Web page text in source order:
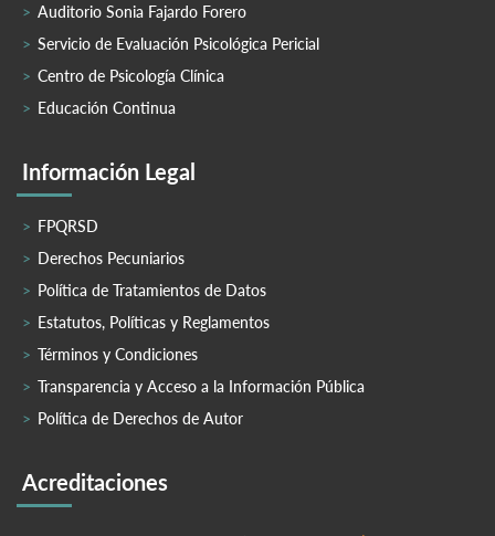
Auditorio Sonia Fajardo Forero
Servicio de Evaluación Psicológica Pericial
Centro de Psicología Clínica
Educación Continua
Información Legal
FPQRSD
Derechos Pecuniarios
Política de Tratamientos de Datos
Estatutos, Políticas y Reglamentos
Términos y Condiciones
Transparencia y Acceso a la Información Pública
Política de Derechos de Autor
Acreditaciones